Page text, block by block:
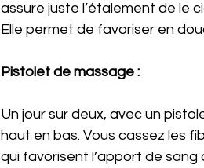
assure juste l’étalement de le
Elle permet de favoriser en
Pistolet de massage :
Un jour sur deux, avec un
haut en bas. Vous cassez les
qui favorisent l’apport de